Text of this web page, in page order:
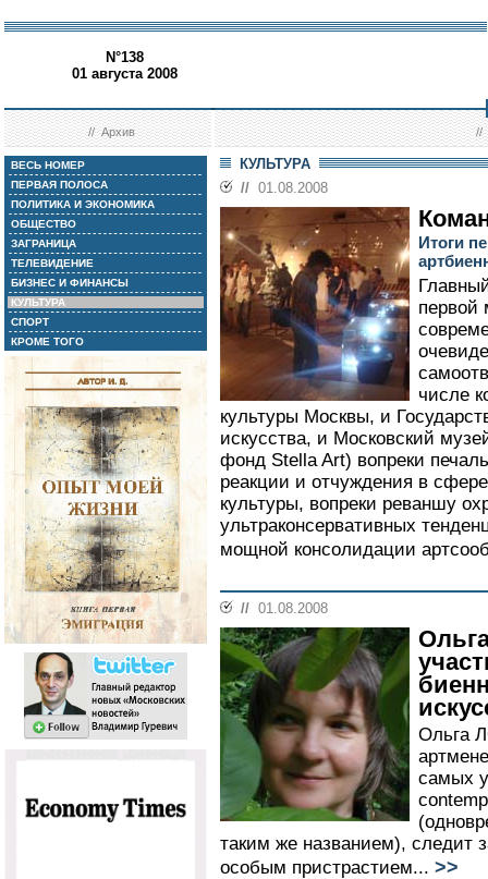
N°138
01 августа 2008
//Архив //
ВЕСЬ НОМЕР
ПЕРВАЯ ПОЛОСА
ПОЛИТИКА И ЭКОНОМИКА
ОБЩЕСТВО
ЗАГРАНИЦА
ТЕЛЕВИДЕНИЕ
БИЗНЕС И ФИНАНСЫ
КУЛЬТУРА
СПОРТ
КРОМЕ ТОГО
КУЛЬТУРА
// 01.08.2008
Итоги
первой
числе
культуры Москвы, и
искусства, и Московский
фонд Stella Art) вопреки
реакции и отчуждения в
культуры, вопреки реваншу
ультраконсервативных
мощной консолидации
// 01.08.2008
Ольга
самых
таким же названием), следит
особым пристрастием... >>